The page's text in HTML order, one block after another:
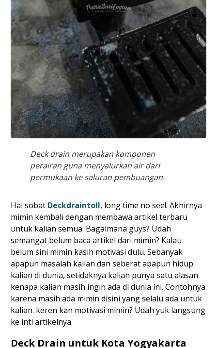
Deck drain merupakan komponen
perairan guna menyalurkan air dari
permukaan ke saluran pembuangan.
Hai sobat Deckdraintoll, long time no see!. Akhirnya
mimin kembali dengan membawa artikel terbaru
untuk kalian semua. Bagaimana guys? Udah
semangat belum baca artikel dari mimin? Kalau
belum sini mimin kasih motivasi dulu. Sebanyak
apapun masalah kalian dan seberat apapun hidup
kalian di dunia, setidaknya kalian punya satu alasan
kenapa kalian masih ingin ada di dunia ini. Contohnya
karena masih ada mimin disini yang selalu ada untuk
kalian. keren kan motivasi mimin? Udah yuk langsung
ke inti artikelnya.
Deck Drain untuk Kota Yogyakarta